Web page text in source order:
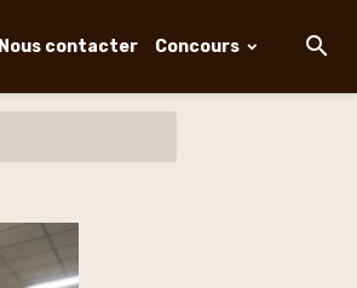
Nous contacter Concours